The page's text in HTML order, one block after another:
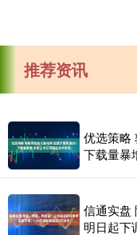
推荐资讯
优选策略
下载量暴
信通实盘
明日起下